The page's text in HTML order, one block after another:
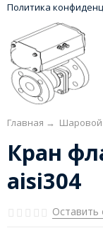
Политика
Главная → Шаровой
Кран
aisi304
Оставить